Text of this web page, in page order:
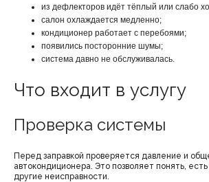
из дефлекторов идёт тёплый или слабо
салон охлаждается медленно;
кондиционер работает с перебоями;
появились посторонние шумы;
система давно не обслуживалась.
Что входит в услугу
Проверка системы
Перед заправкой проверяется давление и
автокондиционера. Это позволяет понять,
другие неисправности.